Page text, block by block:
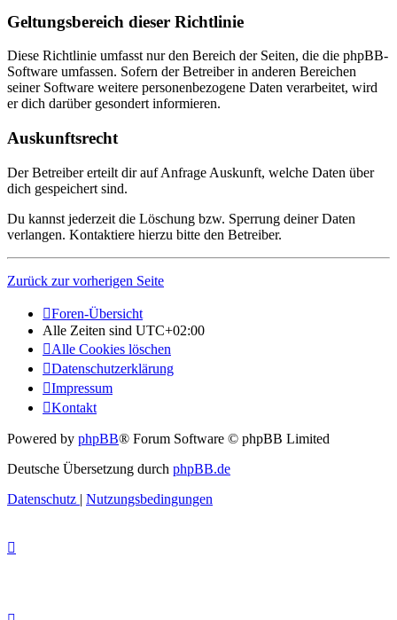
Geltungsbereich dieser Richtlinie
Diese Richtlinie umfasst nur den Bereich der Seiten, die die phpBB-
Software umfassen. Sofern der Betreiber in anderen Bereichen
seiner Software weitere personenbezogene Daten verarbeitet, wird
er dich darüber gesondert informieren.
Auskunftsrecht
Der Betreiber erteilt dir auf Anfrage Auskunft, welche Daten über
dich gespeichert sind.
Du kannst jederzeit die Löschung bzw. Sperrung deiner Daten
verlangen. Kontaktiere hierzu bitte den Betreiber.
Zurück zur vorherigen Seite
Foren-Übersicht
Alle Zeiten sind UTC+02:00
Alle Cookies löschen
Datenschutzerklärung
Impressum
Kontakt
Powered by phpBB® Forum Software © phpBB Limited
Deutsche Übersetzung durch phpBB.de
Datenschutz | Nutzungsbedingungen